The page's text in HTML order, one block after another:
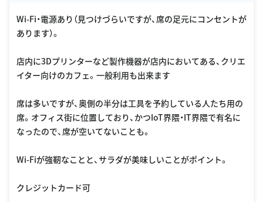
Wi-Fi・電源あり（見つけづらいですが、席の足元にコンセントが
あります）。
店内に3Dプリンターなど製作機器が店内においてある、クリエ
イター向けのカフェ。一般利用も出来ます
席は多いですが、奥側の半分は工具を予約している人たち用の
席。オフィス街に位置しており、かつIoT界隈・IT界隈で有名に
なったので、席が空いてないことも。
Wi-Fiが強靭なことと、サラダが美味しいことがポイント。
クレジットカード可